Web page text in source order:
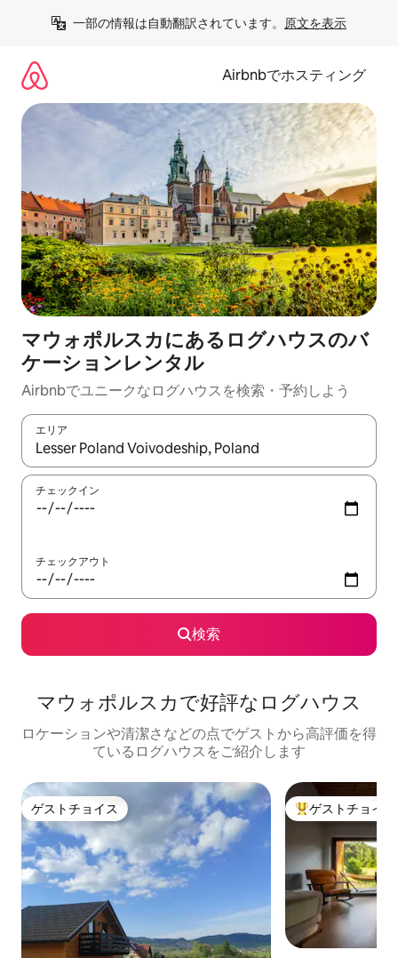
一部の情報は自動翻訳されています。 原文を表示
Airbnbでホスティング
マウォポルスカにあるログハウスのバ
ケーションレンタル
Airbnbでユニークなログハウスを検索・予約しよう
エリア
検索結果が表示されたら、上下の矢印キーを使って移動するか
チェックイン
チェックアウト
検索
マウォポルスカで好評なログハウス
ロケーションや清潔さなどの点でゲストから高評価を得
ているログハウスをご紹介します
ゲストチョイス
ゲストチョイス 大好評のゲスト
ゲストチョイス